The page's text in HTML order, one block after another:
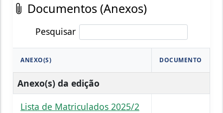
Documentos (Anexos)
Pesquisar
ANEXO(S) DOCUMENTO
Anexo(s) da edição
Lista de Matriculados 2025/2